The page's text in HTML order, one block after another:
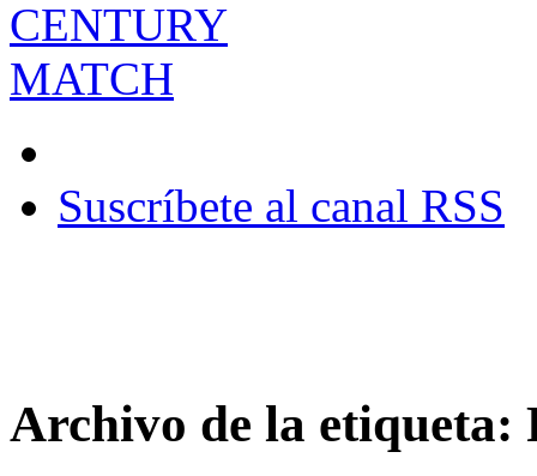
Suscríbete al canal RSS
Archivo de la etiqueta: